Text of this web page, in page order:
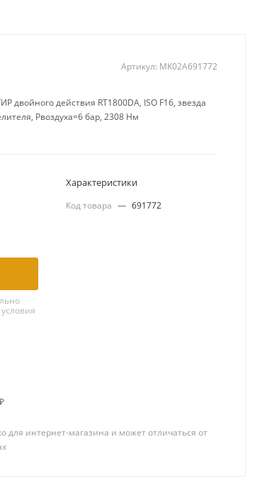
Артикул: MK02A691772
двойного действия RT1800DA, ISO F16, звезда
Рвоздуха=6 бар, 2308 Нм
Характеристики
Код товара — 691772
для интернет-магазина и может отличаться от